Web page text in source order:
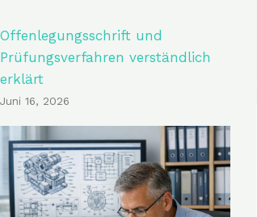
Offenlegungsschrift und
Prüfungsverfahren verständlich
erklärt
Juni 16, 2026